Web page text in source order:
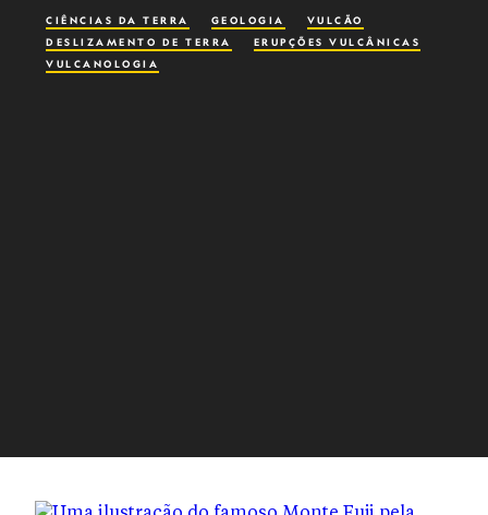
CIÊNCIAS DA TERRA GEOLOGIA
VULCÃO
DESLIZAMENTO DE TERRA
ERUPÇÕES VULCÂNICAS
VULCANOLOGIA